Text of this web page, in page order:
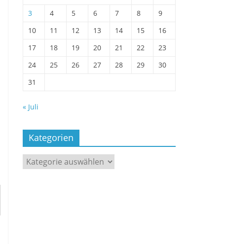
3
4 5 6 7 8
9
10
11 12 13 14 15
16
17
18 19 20 21 22
23
24
25 26 27 28 29
30
31
« Juli
Kategorien
Kategorien